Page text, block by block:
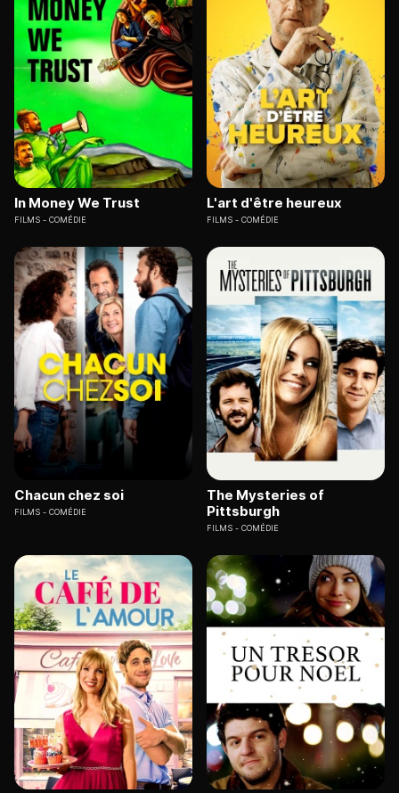
In Money We Trust
FILMS COMÉDIE
L'art d'être heureux
FILMS COMÉDIE
Chacun chez soi
FILMS COMÉDIE
The Mysteries of
Pittsburgh
FILMS COMÉDIE